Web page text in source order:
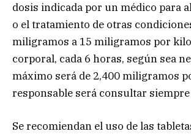
dosis indicada por un médico para
o el tratamiento de otras
miligramos a 15 miligramos por kilo
corporal, cada 6 horas, según sea
máximo será de 2,400 miligramos
responsable será consultar
Se recomiendan el uso de las